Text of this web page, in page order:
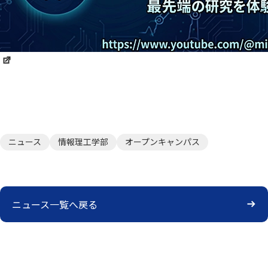
ニュース 情報理工学部 オープンキャンパス
ニュース一覧へ戻る